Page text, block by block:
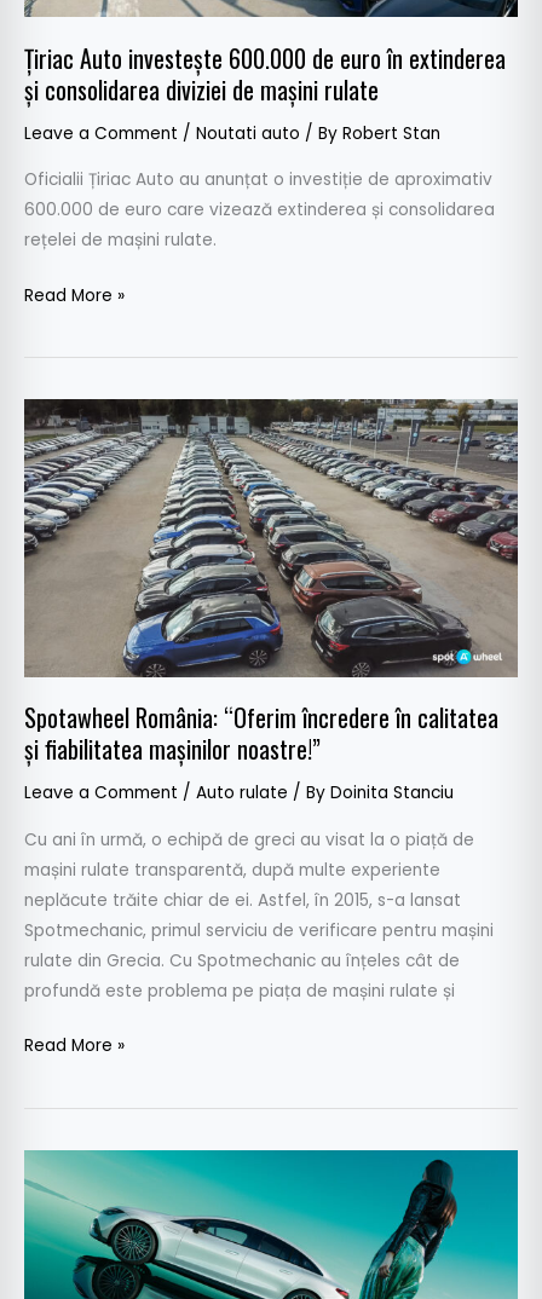
Țiriac Auto investește 600.000 de euro în extinderea
și consolidarea diviziei de mașini rulate
Leave a Comment / Noutati auto / By Robert Stan
Oficialii Țiriac Auto au anunțat o investiție de aproximativ
600.000 de euro care vizează extinderea și consolidarea
rețelei de mașini rulate.
extinderea
consolidarea
diviziei
de
Read More »
Spotawheel România: “Oferim încredere în calitatea
și fiabilitatea mașinilor noastre!”
Leave a Comment / Auto rulate / By Doinita Stanciu
Cu ani în urmă, o echipă de greci au visat la o piață de
mașini rulate transparentă, după multe experiente
neplăcute trăite chiar de ei. Astfel, în 2015, s-a lansat
Spotmechanic, primul serviciu de verificare pentru mașini
rulate din Grecia. Cu Spotmechanic au înțeles cât de
profundă este problema pe piața de mașini rulate și
Spotawheel
România:
“Oferim
încredere
în
calitatea
noastre!”
Read More »
Merită
să-
ți
achiziționezi